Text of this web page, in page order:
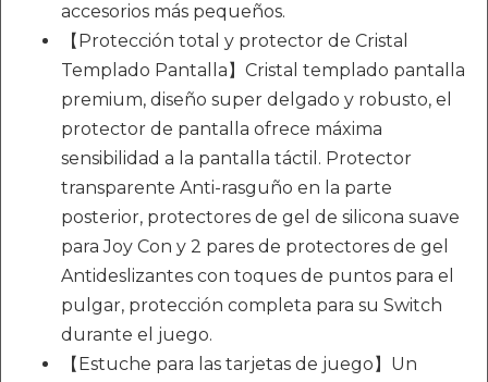
accesorios más pequeños.
【Protección total y protector de Cristal
Templado Pantalla】Cristal templado pantalla
premium, diseño super delgado y robusto, el
protector de pantalla ofrece máxima
sensibilidad a la pantalla táctil. Protector
transparente Anti-rasguño en la parte
posterior, protectores de gel de silicona suave
para Joy Con y 2 pares de protectores de gel
Antideslizantes con toques de puntos para el
pulgar, protección completa para su Switch
durante el juego.
【Estuche para las tarjetas de juego】Un